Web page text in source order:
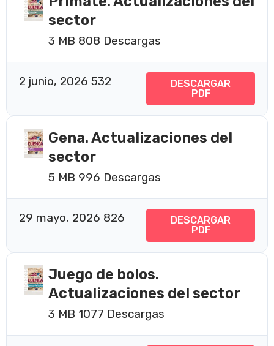
sector
3 MB 808 Descargas
2 junio, 2026 532
DESCARGAR
PDF
Gena. Actualizaciones del
sector
5 MB 996 Descargas
29 mayo, 2026 826
DESCARGAR
PDF
Juego de bolos.
Actualizaciones del sector
3 MB 1077 Descargas